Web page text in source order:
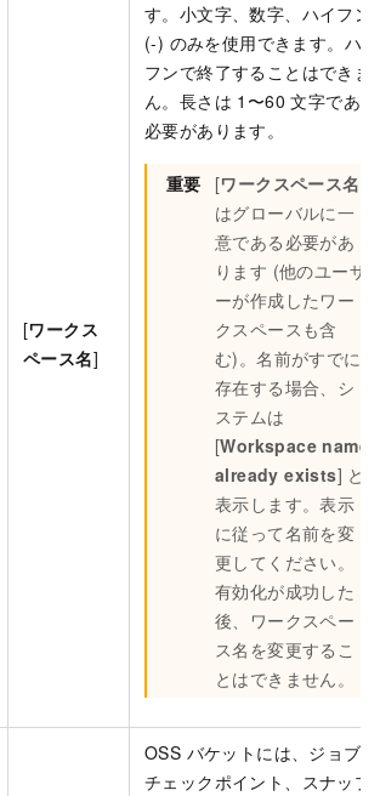
[ワークス
ペース名]
す。小文字、数字、ハイフン
(-) のみを使用できます。ハイ
フンで終了することはできま
ん。長さは 1〜60 文字である
必要があります。
重要 [ワークスペース名
はグローバルに一
意である必要があ
ります (他のユーザ
ーが作成したワー
クスペースも含
む)。名前がすでに
存在する場合、シ
ステムは
[Workspace name
already exists] と
表示します。表示
に従って名前を変
更してください。
有効化が成功した
後、ワークスペー
ス名を変更するこ
とはできません。
OSS バケットには、ジョブの
チェックポイント、スナップ